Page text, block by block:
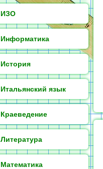
ИЗО
Информатика
История
Итальянский язык
Краеведение
Литература
Математика